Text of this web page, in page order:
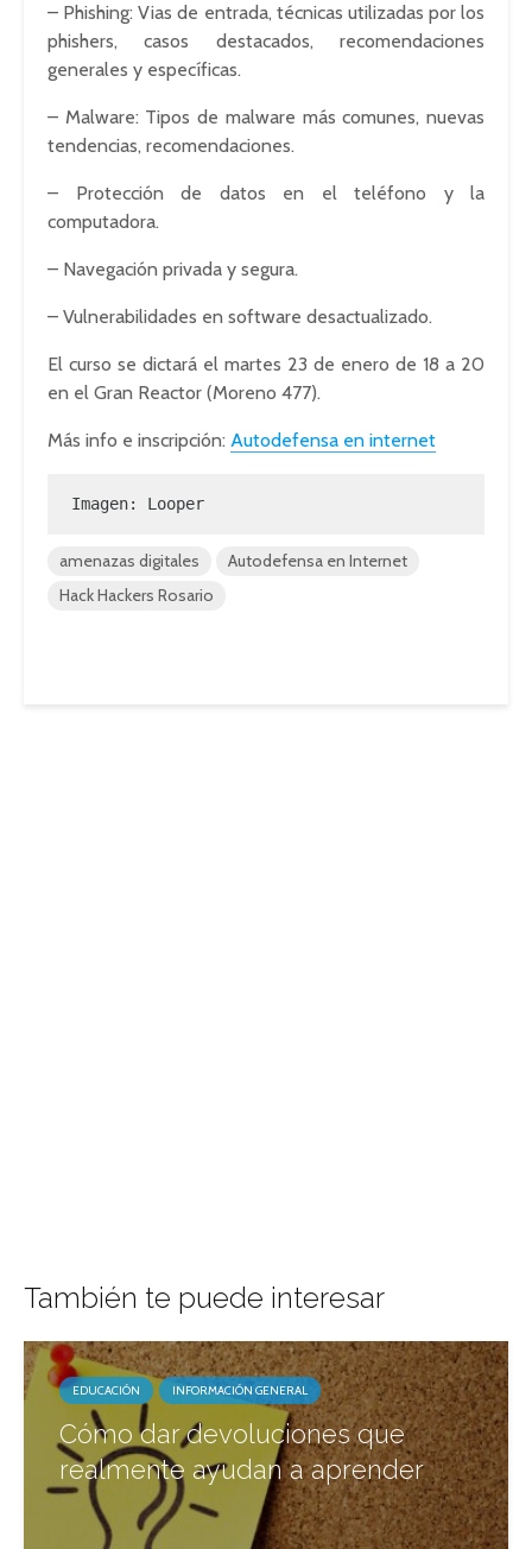
– Phishing: Vias de entrada, técnicas utilizadas por los
phishers, casos destacados, recomendaciones
generales y específicas.
– Malware: Tipos de malware más comunes, nuevas
tendencias, recomendaciones.
– Protección de datos en el teléfono y la
computadora.
– Navegación privada y segura.
– Vulnerabilidades en software desactualizado.
El curso se dictará el martes 23 de enero de 18 a 20
en el Gran Reactor (Moreno 477).
Más info e inscripción: Autodefensa en internet
Imagen: Looper
amenazas digitales
Autodefensa en Internet
Hack Hackers Rosario
También te puede interesar
EDUCACIÓN INFORMACIÓN GENERAL
Cómo dar devoluciones que
realmente ayudan a aprender